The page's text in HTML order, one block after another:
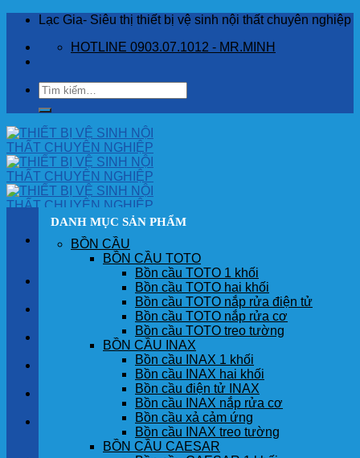
Skip
content
Lạc Gia- Siêu thị thiết bị vệ sinh nội thất chuyên nghiệp
HOTLINE 0903.07.1012 - MR.MINH
Tìm
kiếm:
SẢN PHẨM
GÓC KHÁCH HÀNG
DANH MỤC SẢN PHẨM
BỒN CẦU
BỒN CẦU TOTO
Bồn cầu TOTO 1 khối
Bồn cầu TOTO hai khối
Bồn cầu TOTO nắp rửa điện tử
Bồn cầu TOTO nắp rửa cơ
Bồn cầu TOTO treo tường
BỒN CẦU INAX
Bồn cầu INAX 1 khối
Bồn cầu INAX hai khối
Bồn cầu điện tử INAX
Bồn cầu INAX nắp rửa cơ
Bồn cầu xả cảm ứng
Bồn cầu INAX treo tường
BỒN CẦU CAESAR